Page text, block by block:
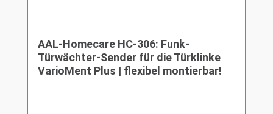
AAL-Homecare HC-306: Funk-
Türwächter-Sender für die Türklinke
VarioMent Plus | flexibel montierbar!